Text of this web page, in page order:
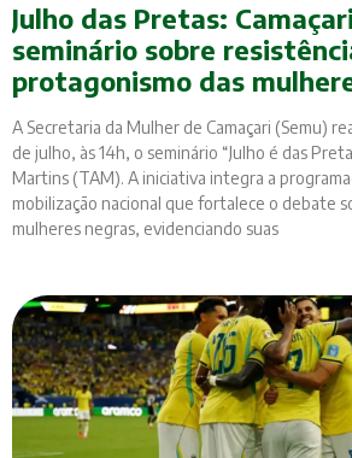
Julho das Pretas:
seminário sobre
protagonismo das
A Secretaria da Mulher de Camaçari (Semu)
de julho, às 14h, o seminário “Julho é das
Martins (TAM). A iniciativa integra a
mobilização nacional que fortalece o debate
mulheres negras, evidenciando suas